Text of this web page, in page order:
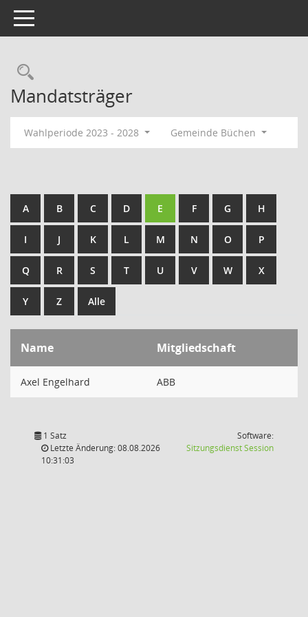
Toggle navigation
Rechercheauswahl
Mandatsträger
Wahlperiode 2023 - 2028 Gemeinde Büchen
A B C D E F G H
I J K L M N O P
Q R S T U V W X
Y Z Alle
Name Mitgliedschaft
Axel Engelhard ABB
1 Satz
Letzte Änderung: 08.08.2026
10:31:03
Software:
SitzungsdienstSession(Wird in